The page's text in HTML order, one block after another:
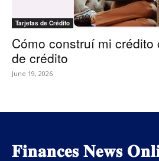
Tarjetas de Crédito
Cómo construí mi crédito
de crédito
June 19, 2026
𝐅𝐢𝐧𝐚𝐧𝐜𝐞𝐬 𝐍𝐞𝐰𝐬